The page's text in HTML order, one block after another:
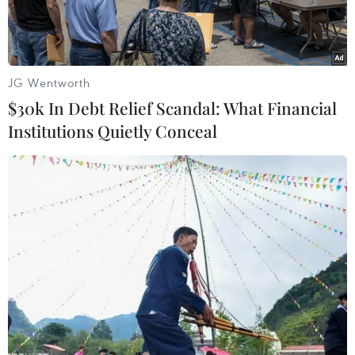
Niềm vui của các cầu thủ tuyển Việt Nam sau khi Công Phượng
ghi bàn mở tỷ số trong trận đấu với đội tuyển Lào, tối 8/11.
(Ảnh: Minh Tiến/TTXVN)
Chuyến bay VN 920 chở đội tuyển Việt Nam từ
Vientiane (Lào) về Hà Nội dự kiến sẽ cất cánh
tại sân bay Wattay vào lúc 19 giờ 40 tối 9/11.
JG Wentworth
$30k In Debt Relief Scandal: What Financial
Institutions Quietly Conceal